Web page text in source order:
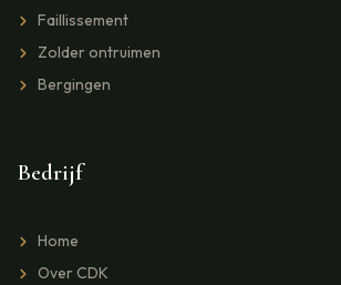
Faillissement
Zolder ontruimen
Bergingen
Bedrijf
Home
Over CDK